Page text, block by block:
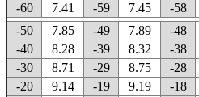
-60
7.41 -59 7.45 -58
-50
7.85 -49 7.89 -48
-40
8.28 -39 8.32 -38
-30
8.71 -29 8.75 -28
-20
9.14 -19 9.19 -18